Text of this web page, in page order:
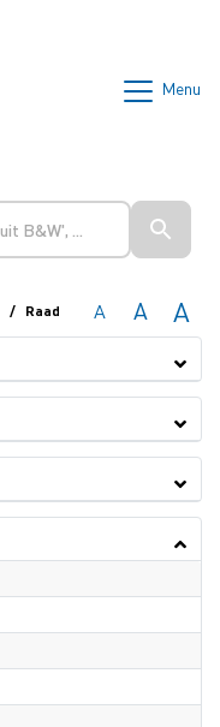
Menu
Raad A A A